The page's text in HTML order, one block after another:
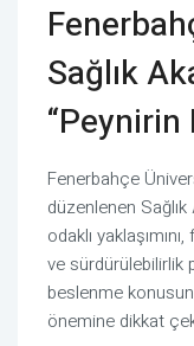
Sağlık
Fenerbahçe
düzenlenen
odaklı
ve sürdürülebilirlik
beslenme
önemine dikkat